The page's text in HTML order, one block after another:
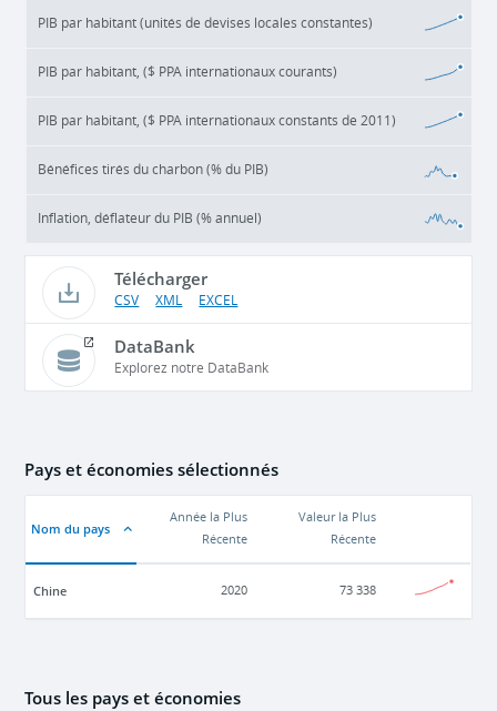
PIB par habitant (unités de devises locales constantes)
PIB par habitant, ($ PPA internationaux courants)
PIB par habitant, ($ PPA internationaux constants de 2011)
Bénéfices tirés du charbon (% du PIB)
Inflation, déflateur du PIB (% annuel)
Télécharger
CSV XML EXCEL
DataBank
Explorez notre DataBank
Pays et économies sélectionnés
Nom du pays
Année la Plus
Récente
Valeur la Plus
Récente
Chine 2020 73 338
Tous les pays et économies